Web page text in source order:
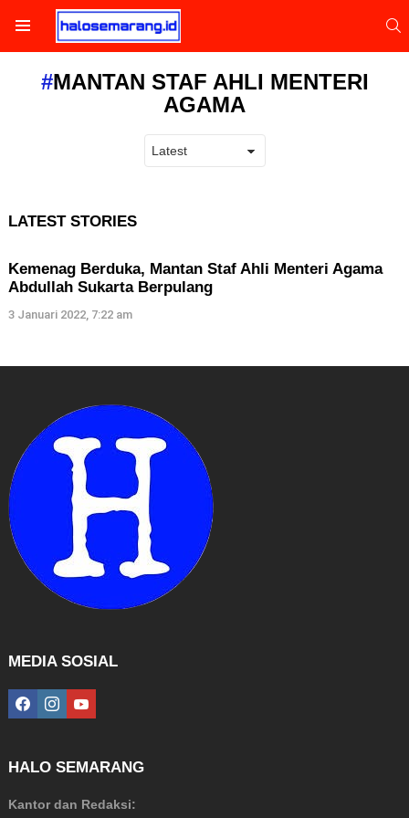
MANTAN STAF AHLI MENTERI
AGAMA
LATEST STORIES
Kemenag Berduka, Mantan Staf Ahli Menteri Agama
Abdullah Sukarta Berpulang
3 Januari 2022, 7:22 am
MEDIA SOSIAL
facebookinstagramyoutube
HALO SEMARANG
Kantor dan Redaksi: